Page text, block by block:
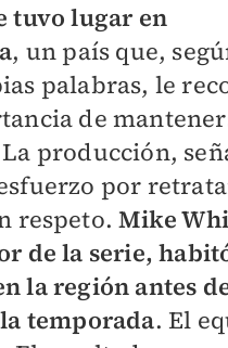
tuvo lugar en
, un país que,
palabras, le
de
producción,
por
respeto.Mike
de la serie,
la región antes
temporada. El